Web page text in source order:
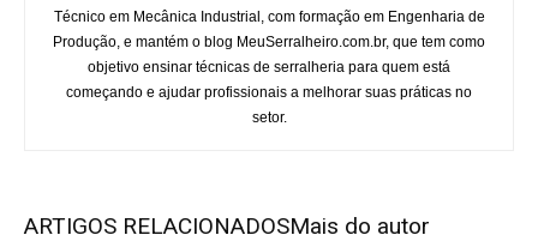
Técnico em Mecânica Industrial, com formação em Engenharia de
Produção, e mantém o blog MeuSerralheiro.com.br, que tem como
objetivo ensinar técnicas de serralheria para quem está
começando e ajudar profissionais a melhorar suas práticas no
setor.
ARTIGOS RELACIONADOSMais do autor